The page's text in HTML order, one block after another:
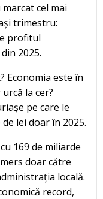
cel mai
trimestru:
profitul
2025.
Economia este în
la cer?
pe care le
lei doar în 2025.
169 de miliarde
doar către
locală.
record,